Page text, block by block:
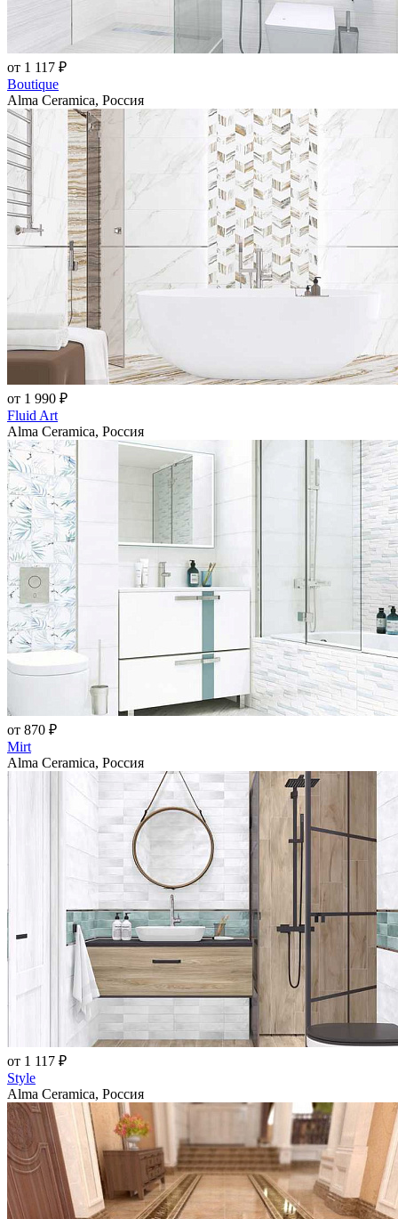
от 1 117 ₽
Boutique
Alma Ceramica, Россия
от 1 990 ₽
Fluid Art
Alma Ceramica, Россия
от 870 ₽
Mirt
Alma Ceramica, Россия
от 1 117 ₽
Style
Alma Ceramica, Россия